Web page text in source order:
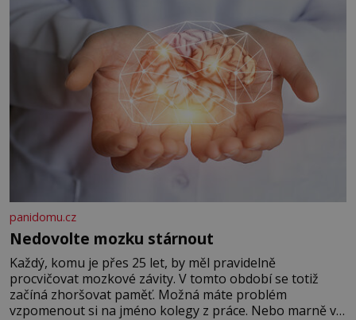
panidomu.cz
Nedovolte mozku stárnout
Každý, komu je přes 25 let, by měl pravidelně
procvičovat mozkové závity. V tomto období se totiž
začíná zhoršovat paměť. Možná máte problém
vzpomenout si na jméno kolegy z práce. Nebo marně v